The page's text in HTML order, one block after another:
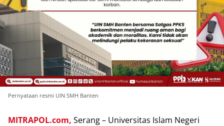
Pernyataan resmi UIN SMH Banten
MITRAPOL.com, Serang – Universitas Islam Negeri